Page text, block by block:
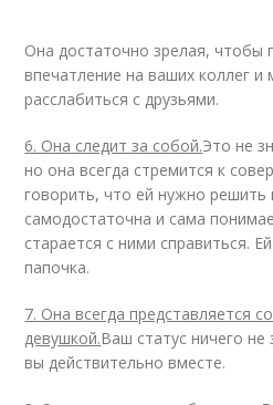
Она достаточно зрелая, чтобы
впечатление на ваших коллег
расслабиться с друзьями.
6. Она следит за собой.Это не
но она всегда стремится к
говорить, что ей нужно
самодостаточна и сама
старается с ними справиться.
папочка.
7. Она всегда представляется
девушкой.Ваш статус ничего не
вы действительно вместе.